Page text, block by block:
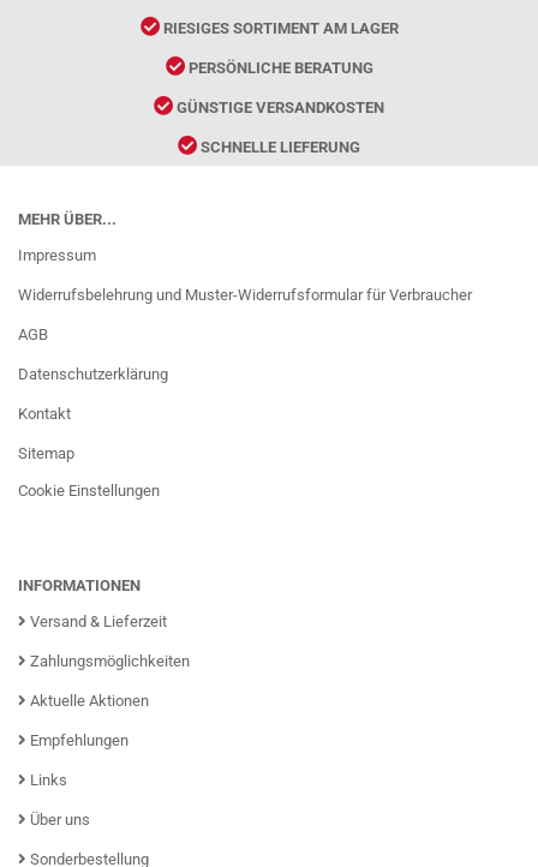
RIESIGES SORTIMENT AM LAGER
PERSÖNLICHE BERATUNG
GÜNSTIGE VERSANDKOSTEN
SCHNELLE LIEFERUNG
MEHR ÜBER...
Impressum
Widerrufsbelehrung und Muster-Widerrufsformular für Verbraucher
AGB
Datenschutzerklärung
Kontakt
Sitemap
Cookie Einstellungen
INFORMATIONEN
Versand & Lieferzeit
Zahlungsmöglichkeiten
Aktuelle Aktionen
Empfehlungen
Links
Über uns
Sonderbestellung